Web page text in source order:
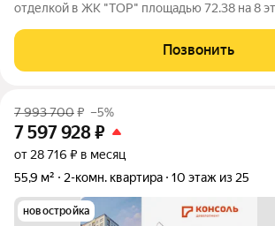
отделкой в ЖК "ТОР" площадью 72.38 на 8
присвоен повышенный уровень комфортности комфорт
Он подразумевает светлые просторные
Позвонить
7 993 700₽ –5%
7 597 928₽
от 28 716 ₽ в месяц
55,9 м²
2-комн. квартира 10 этаж из 25
новостройка